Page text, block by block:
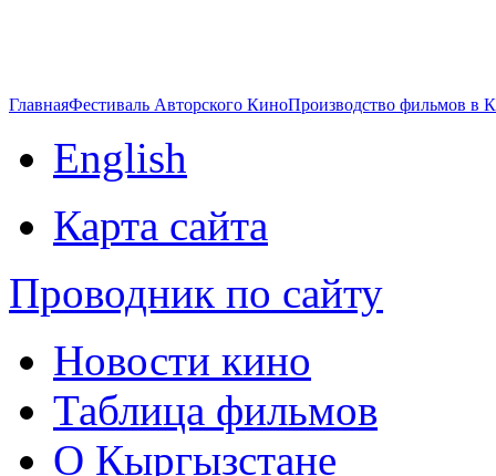
ГлавнаяФестиваль Авторского КиноПроизводство фильмов в
English
Карта сайта
Проводник по сайту
Новости кино
Таблица фильмов
О Кыргызстане